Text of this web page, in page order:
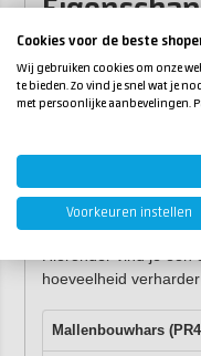
Verpakking: 1 kg, 5
Dichtheid:circa 1,4
Geltijd:circa 20
gemengd, in originele
vorstvrije plaats
Verharder:1%MEKP
hoeveelheid
Mallenbouwhars
Cookies voor de beste
Wij gebruiken cookies om onze
te bieden. Zo vind je snel wat je
met persoonlijke aanbevelingen.
Voorkeuren instellen